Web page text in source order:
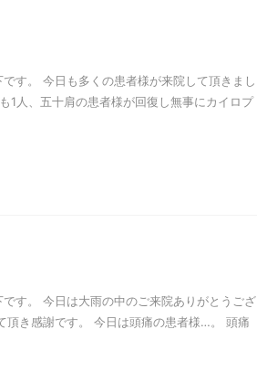
す。 今日も多くの患者様が来院して頂きまし
1人、五十肩の患者様が回復し無事にカイロプ
す。 今日は大雨の中のご来院ありがとうござ
頂き感謝です。 今日は頭痛の患者様…。 頭痛